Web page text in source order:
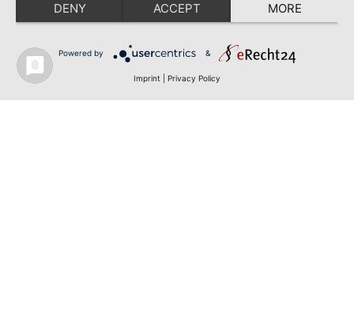
DENY ACCEPT MORE
Powered by &
Imprint Privacy Policy